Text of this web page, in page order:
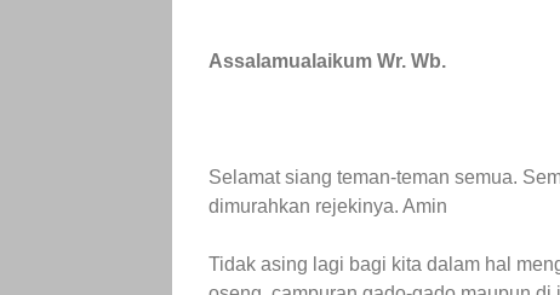
Assalamualaikum Wr. Wb.
Selamat siang teman-teman semua.
dimurahkan rejekinya. Amin
Tidak asing lagi bagi kita dalam hal